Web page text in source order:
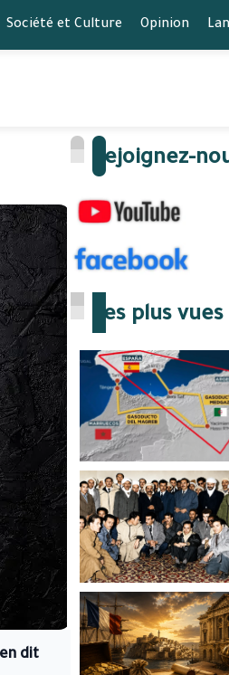
Société et Culture Opinion
dit
Rejoignez-
Les plus vues